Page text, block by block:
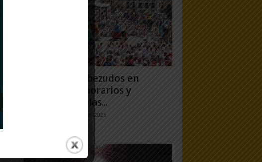
Gigantes y Cabezudos en
Tudela 2026: horarios y
recorridos en las...
25 julio, 2026